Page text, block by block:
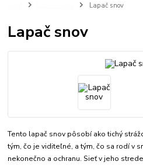
Lapač snov
Lapač snov
Tento lapač snov pôsobí ako tichý
tým, čo je viditeľné, a tým, čo sa rodí v
nekonečno a ochranu. Sieť v jeho